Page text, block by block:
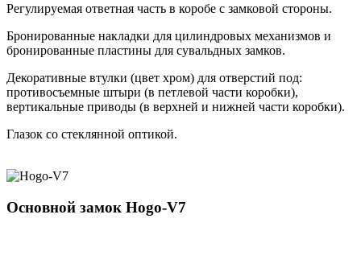
Регулируемая ответная часть в коробе с замковой стороны.
Бронированные накладки для цилиндровых механизмов и
бронированные пластины для сувальдных замков.
Декоративные втулки (цвет хром) для отверстий под:
противосъемные штыри (в петлевой части коробки),
вертикальные приводы (в верхней и нижней части коробки).
Глазок со стеклянной оптикой.
Основной замок Hogo-V7